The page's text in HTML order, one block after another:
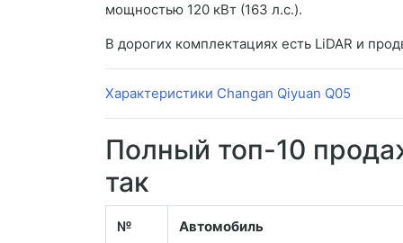
мощностью 120 кВт (163 л.с.).
В дорогих комплектациях есть LiDAR и
Характеристики Changan Qiyuan Q05
Полный топ-10
так
№ Автомобиль